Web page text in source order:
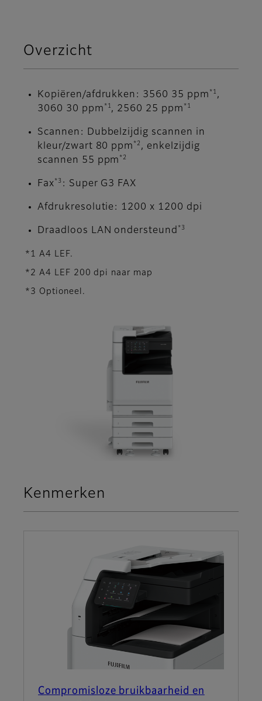
Overzicht
Kopiëren/afdrukken: 3560 35 ppm *1
,
3060 30 ppm *1 , 2560 25 ppm *1
Scannen: Dubbelzijdig scannen in
kleur/zwart 80 ppm *2 , enkelzijdig
scannen 55 ppm *2
Fax *3 : Super G3 FAX
Afdrukresolutie: 1200 x 1200 dpi
Draadloos LAN ondersteund *3
*1 A4 LEF.
*2 A4 LEF 200 dpi naar map
*3 Optioneel.
Kenmerken
Compromisloze bruikbaarheid en